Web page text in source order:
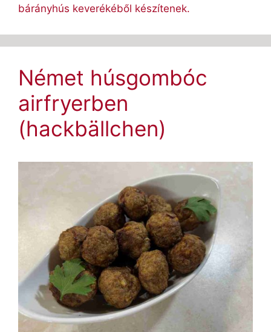
bárányhús keverékéből készítenek.
Német húsgombóc
airfryerben
(hackbällchen)